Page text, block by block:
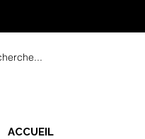
ACCUEIL